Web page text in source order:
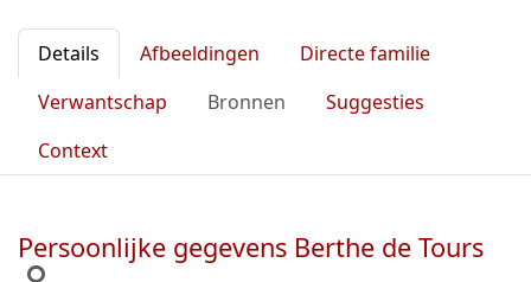
Details Afbeeldingen
Directe familie
Verwantschap
Bronnen
Suggesties
Context
Persoonlijke gegevens Berthe de Tours